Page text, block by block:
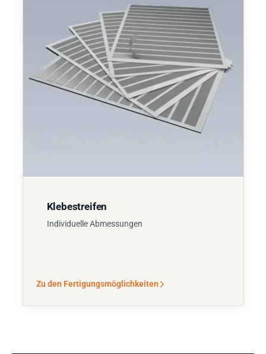
Klebestreifen
Individuelle Abmessungen
Zu den Fertigungsmöglichkeiten